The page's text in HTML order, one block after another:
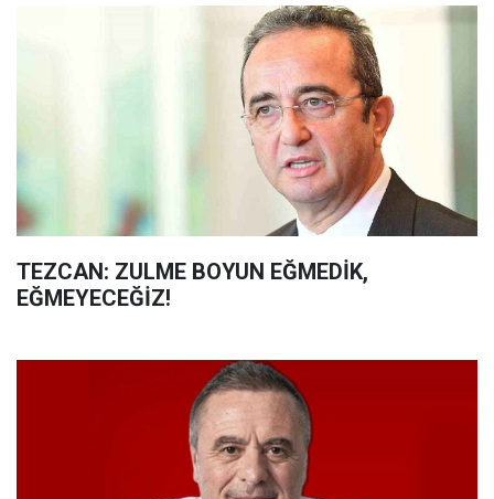
TEZCAN: ZULME BOYUN EĞMEDİK,
EĞMEYECEĞİZ!